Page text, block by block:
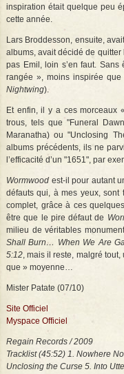
inspiration était quelque peu
cette année.
Lars Broddesson, ensuite,
albums, avait décidé de quitter
pas Emil, loin s’en faut.
rangée », moins inspirée que
Nightwing).
Et enfin, il y a ces morceaux
trous, tels que "Funeral
Maranatha) ou "Unclosing
albums précédents, ils ne
l’efficacité d’un "1651", par
Wormwood est-il pour autant
défauts qui, à mes yeux, sont
complet, grâce à ces
être que le pire défaut de
milieu de véritables
Shall Burn… When We Are
5:12, mais il reste, malgré
que » moyenne…
Mister Patate (07/10)
Site Officiel
Myspace Officiel
Regain Records / 2009
Tracklist (45:52) 1. Nowhere
Unclosing the Curse 5. Into